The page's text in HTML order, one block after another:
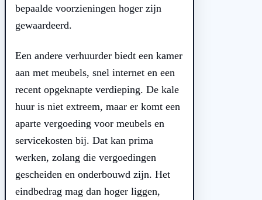
bepaalde voorzieningen hoger zijn
gewaardeerd.
Een andere verhuurder biedt een kamer
aan met meubels, snel internet en een
recent opgeknapte verdieping. De kale
huur is niet extreem, maar er komt een
aparte vergoeding voor meubels en
servicekosten bij. Dat kan prima
werken, zolang die vergoedingen
gescheiden en onderbouwd zijn. Het
eindbedrag mag dan hoger liggen,